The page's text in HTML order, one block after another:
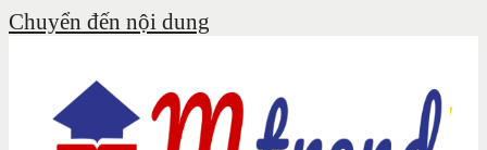
Chuyển đến nội dung